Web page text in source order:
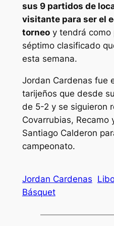
sus 9 partidos de
visitante para ser el
torneoy tendrá como
séptimo clasificado
esta semana.
Jordan Cardenas fue
tarijeños que desde
de 5-2 y se siguieron
Covarrubias, Recamo
Santiago Calderon
campeonato.
Jordan Cardenas
Básquet